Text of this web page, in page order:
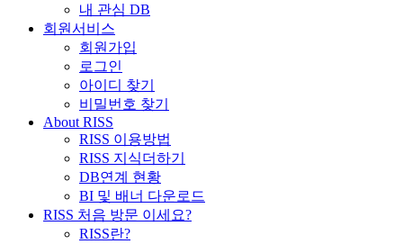
내 관심 DB
회원서비스
회원가입
로그인
아이디 찾기
비밀번호 찾기
About RISS
RISS 이용방법
RISS 지식더하기
DB연계 현황
BI 및 배너 다운로드
RISS 처음 방문 이세요?
RISS란?